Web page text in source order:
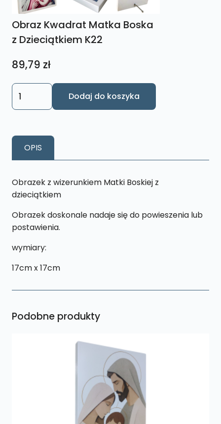
Obraz Kwadrat Matka Boska
z Dzieciątkiem K22
89,79 zł
ilość
Obraz
Boska
K22
Dodaj do koszyka
OPIS
Obrazek z wizerunkiem Matki Boskiej z
dzieciątkiem
Obrazek doskonale nadaje się do powieszenia lub
postawienia.
wymiary:
17cm x 17cm
Podobne produkty